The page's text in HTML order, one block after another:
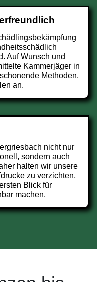
Auf Wunsch und
Kammerjäger in
Methoden,
an.
nicht nur
sondern auch
halten wir unsere
zu verzichten,
Blick für
machen.